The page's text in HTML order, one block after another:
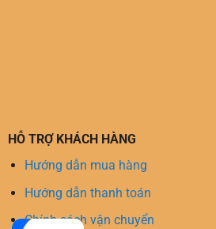
HỖ TRỢ KHÁCH HÀNG
Hướng dẫn mua hàng
Hướng dẫn thanh toán
Chính sách vận chuyển